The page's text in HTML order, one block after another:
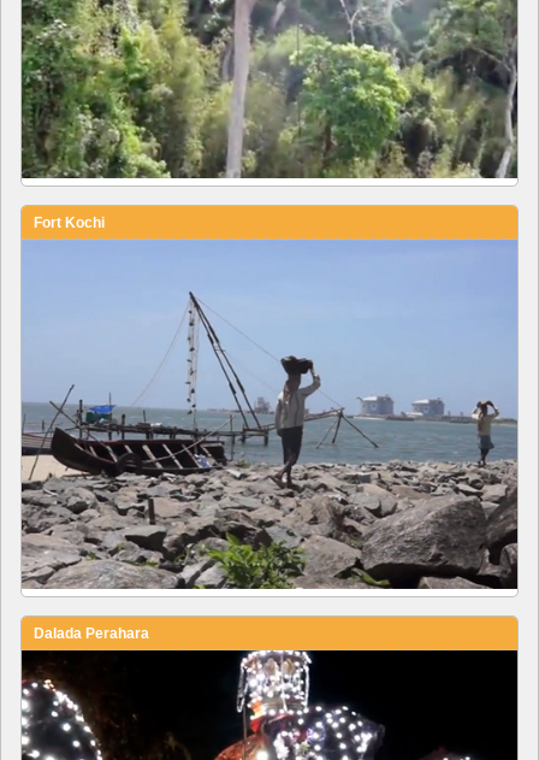
Fort Kochi
Dalada Perahara